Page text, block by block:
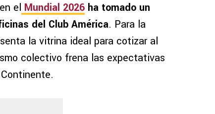
el Mundial 2026 ha tomado un
del Club América. Para la
la vitrina ideal para cotizar al
colectivo frena las expectativas